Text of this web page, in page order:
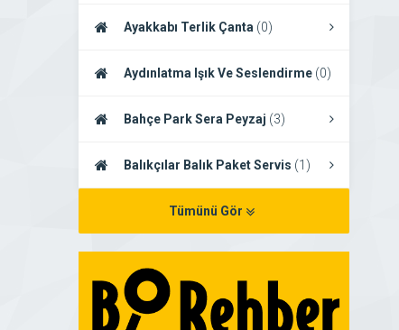
Ayakkabı Terlik Çanta (0)
Aydınlatma Işık Ve Seslendirme (0)
Bahçe Park Sera Peyzaj (3)
Balıkçılar Balık Paket Servis (1)
Tümünü Gör